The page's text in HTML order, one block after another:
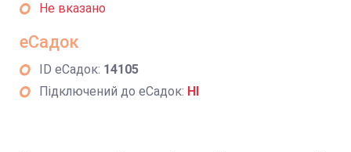
Не вказано
еСадок
ID еСадок: 14105
Підключений до еСадок: НІ